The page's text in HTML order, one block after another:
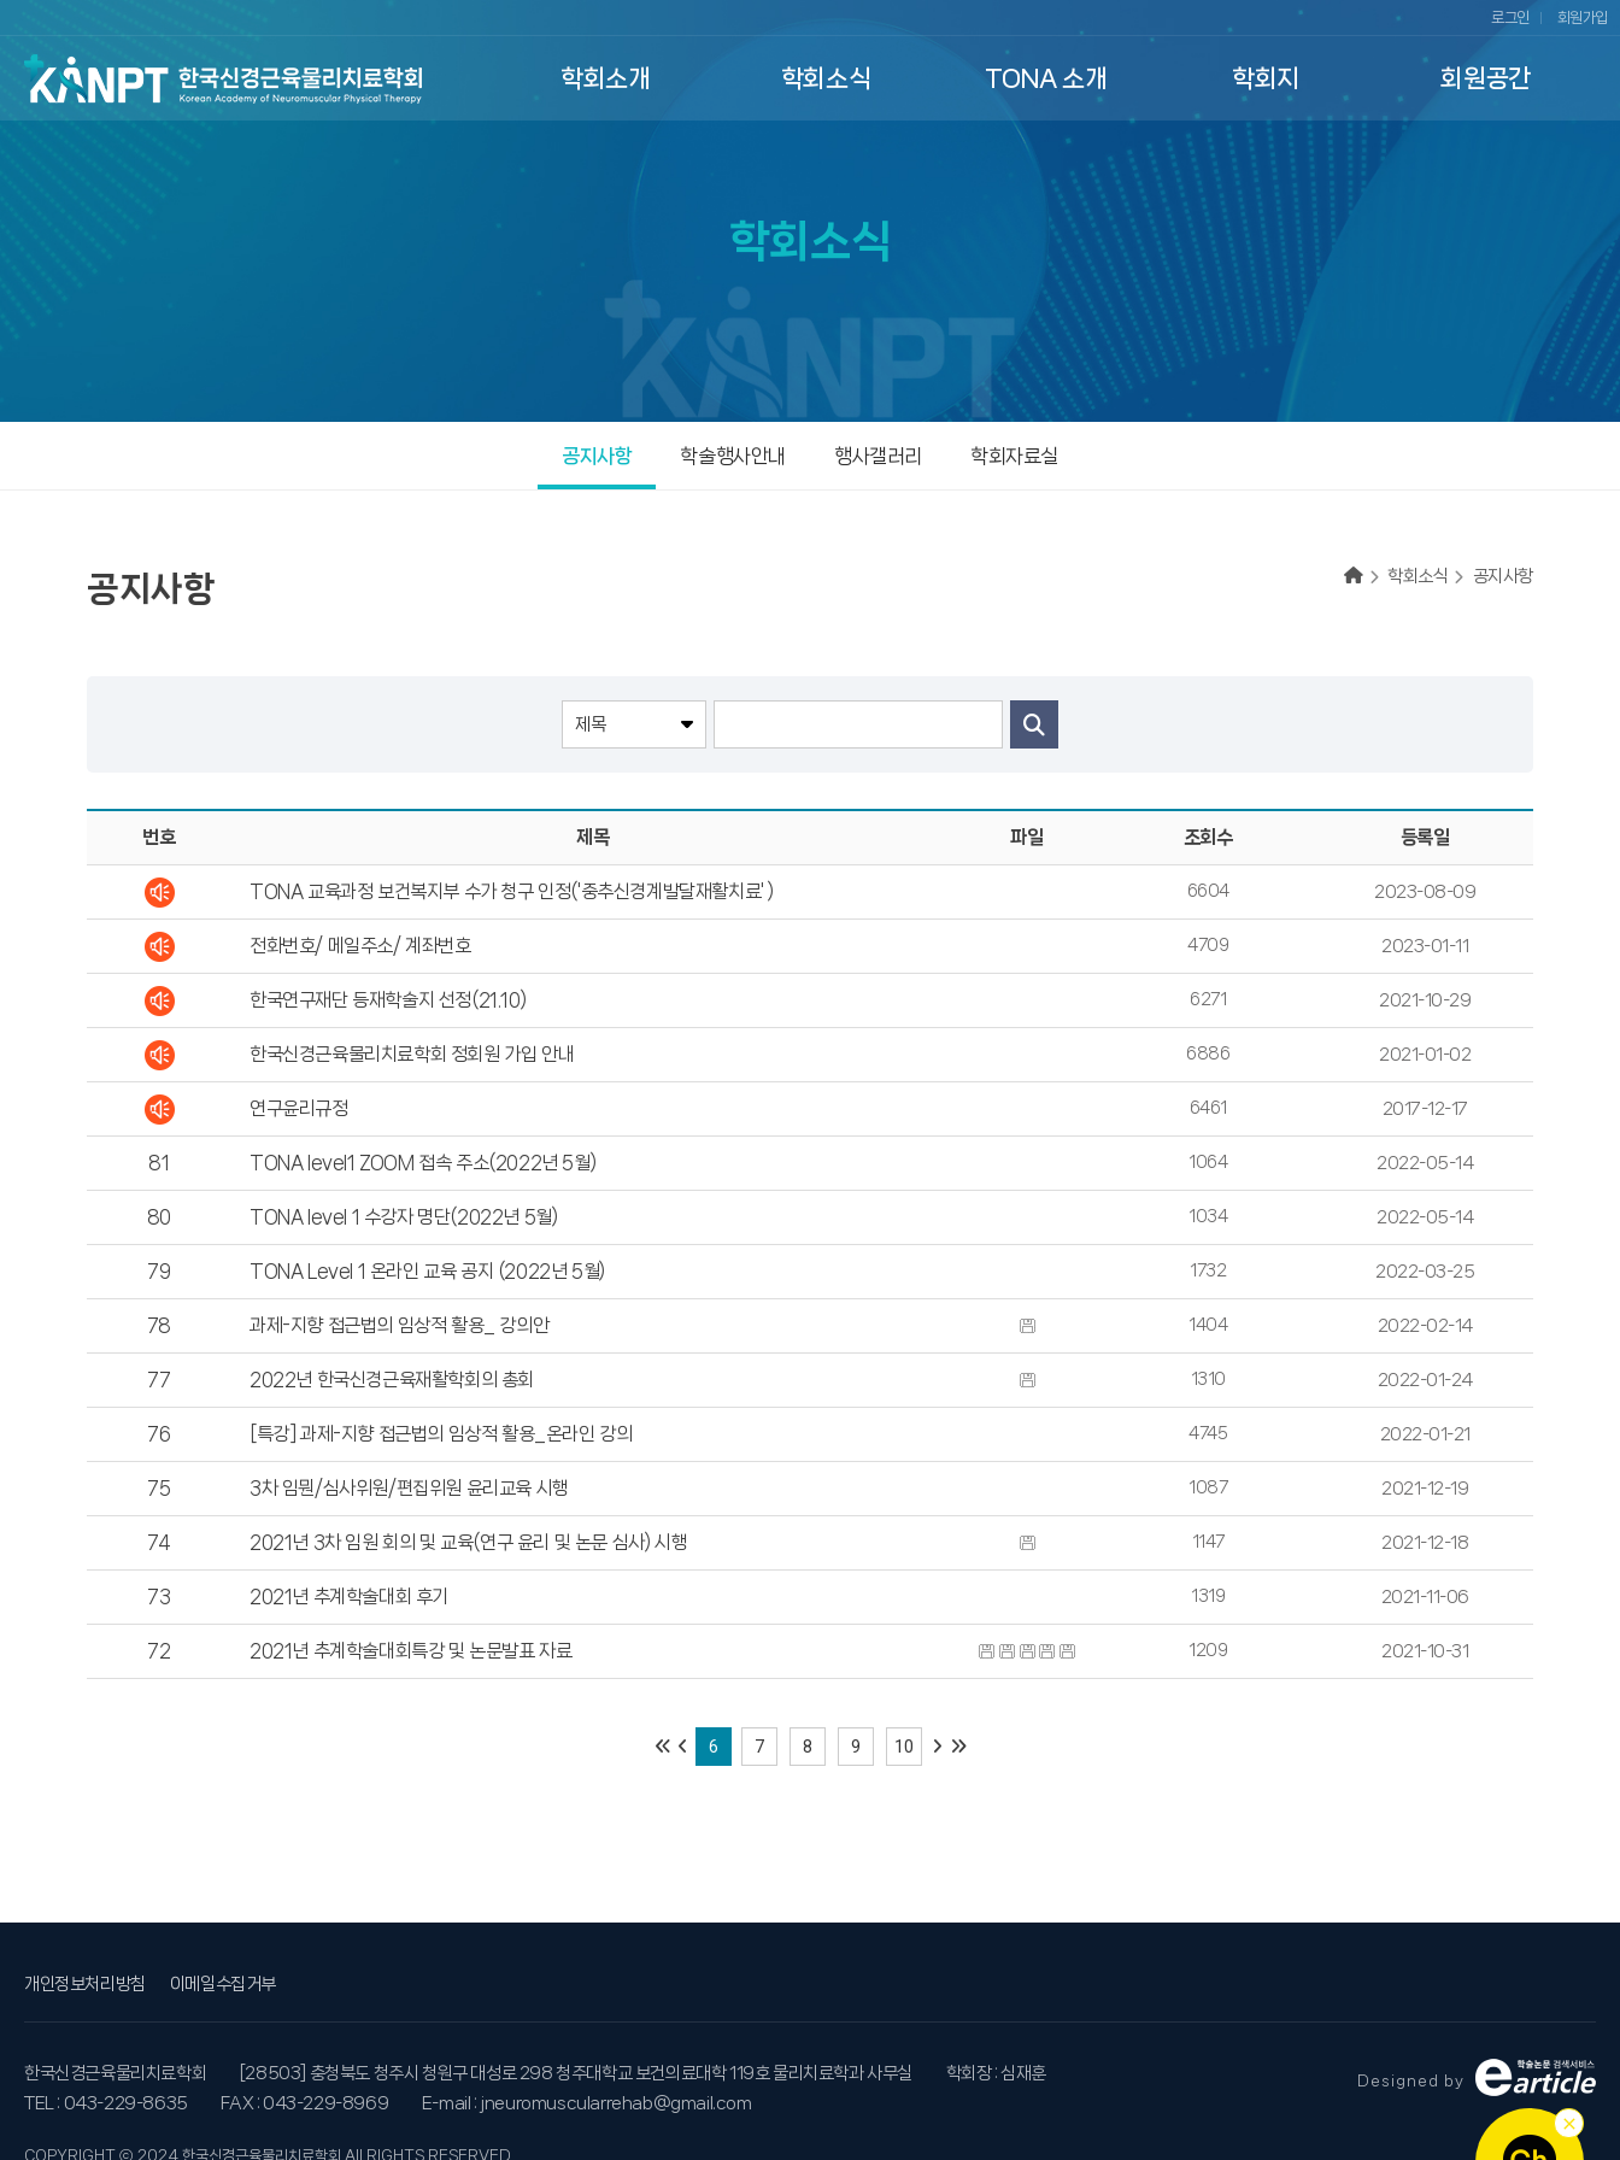
학회소개 학회소식 TONA 소개 학회지 회원공간
로그인 회원가입
학회소식
공지사항 학술행사안내 행사갤러리 학회자료실
공지사항 학회소식 공지사항
번호 제목 파일 조회수 등록일
TONA 교육과정 보건복지부 수가 청구 인정('중추신경계발달재활치료' ) 6604 2023-08-09
전화번호/ 메일주소/ 계좌번호 4709 2023-01-11
한국연구재단 등재학술지 선정(21.10) 6271 2021-10-29
한국신경근육물리치료학회 정회원 가입 안내 6886 2021-01-02
연구윤리규정 6461 2017-12-17
81 TONA level1 ZOOM 접속 주소(2022년 5월) 1064 2022-05-14
80 TONA level 1 수강자 명단(2022년 5월) 1034 2022-05-14
79 TONA Level 1 온라인 교육 공지 (2022년 5월) 1732 2022-03-25
78 과제-지향 접근법의 임상적 활용_ 강의안 1404 2022-02-14
77 2022년 한국신경근육재활학회의 총회 1310 2022-01-24
76 [특강] 과제-지향 접근법의 임상적 활용_온라인 강의 4745 2022-01-21
75 3차 임뭔/심사위원/편집위원 윤리교육 시행 1087 2021-12-19
74 2021년 3차 임원 회의 및 교육(연구 윤리 및 논문 심사) 시행 1147 2021-12-18
73 2021년 추계학술대회 후기 1319 2021-11-06
72 2021년 추계학술대회특강 및 논문발표 자료 1209 2021-10-31
6 7 8 9 10
개인정보처리방침 이메일수집거부
한국신경근육물리치료학회 [28503] 충청북도 청주시 청원구 대성로 298 청주대학교 보건의료대학 119호 물리치료학과 사무실
학회장 : 심재훈
TEL : 043-229-8635
FAX : 043-229-8969 E-mail : jneuromuscularrehab@gmail.com
COPYRIGHT ⓒ 2024 한국신경근육물리치료학회 All RIGHTS RESERVED.
Designed by